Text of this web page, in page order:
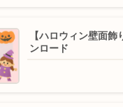
【ハロウィン壁面飾
ンロード